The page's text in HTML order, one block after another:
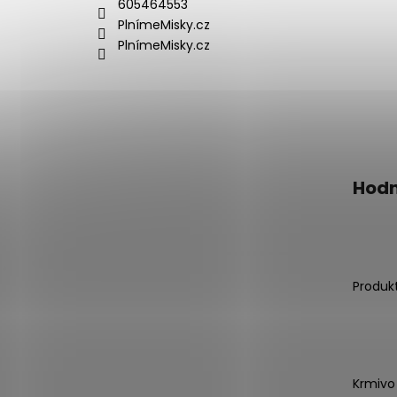
605464553
PlnímeMisky.cz
PlnímeMisky.cz